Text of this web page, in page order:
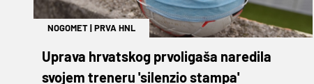
NOGOMET|PRVA HNL
Uprava hrvatskog prvoligaša naredila
svojem treneru 'silenzio stampa'